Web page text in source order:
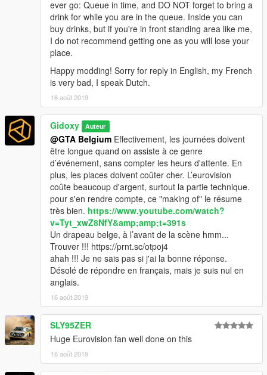
ever go: Queue in time, and DO NOT forget to bring a
drink for while you are in the queue. Inside you can
buy drinks, but if you're in front standing area like me,
I do not recommend getting one as you will lose your
place.
Happy modding! Sorry for reply in English, my French
is very bad, I speak Dutch.
16 août 2019
Gidoxy Auteur
@GTA Belgium Effectivement, les journées doivent
être longue quand on assiste à ce genre
d’événement, sans compter les heurs d'attente. En
plus, les places doivent coûter cher. L’eurovision
coûte beaucoup d'argent, surtout la partie technique.
pour s'en rendre compte, ce "making of" le résume
très bien. https://www.youtube.com/watch?
v=Tyt_xwZ8NfY&amp;amp;t=391s
Un drapeau belge, à l’avant de la scène hmm...
Trouver !!! https://prnt.sc/otpoj4
ahah !!! Je ne sais pas si j'ai la bonne réponse.
Désolé de répondre en français, mais je suis nul en
anglais.
16 août 2019
SLY95ZER
Huge Eurovision fan well done on this
16 août 2019